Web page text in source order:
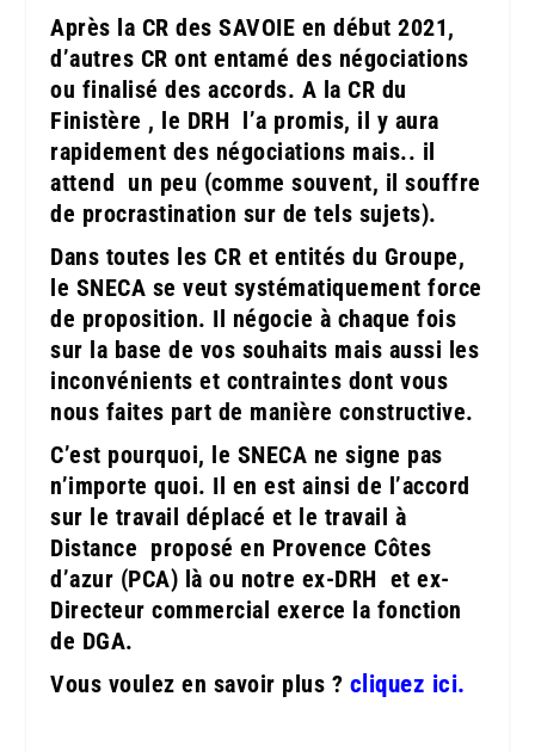
Après la CR des SAVOIE en début 2021,
d’autres CR ont entamé des négociations
ou finalisé des accords. A la CR du
Finistère , le DRH l’a promis, il y aura
rapidement des négociations mais.. il
attend un peu (comme souvent, il souffre
de procrastination sur de tels sujets).
Dans toutes les CR et entités du Groupe,
le SNECA se veut systématiquement force
de proposition. Il négocie à chaque fois
sur la base de vos souhaits mais aussi les
inconvénients et contraintes dont vous
nous faites part de manière constructive.
C’est pourquoi, le SNECA ne signe pas
n’importe quoi. Il en est ainsi de l’accord
sur le travail déplacé et le travail à
Distance proposé en Provence Côtes
d’azur (PCA) là ou notre ex-DRH et ex-
Directeur commercial exerce la fonction
de DGA.
Vous voulez en savoir plus ? cliquez ici.